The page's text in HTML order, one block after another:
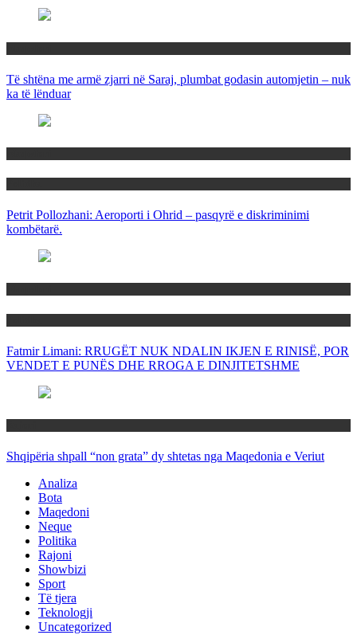
Të shtëna me armë zjarri në Saraj, plumbat godasin automjetin – nuk
ka të lënduar
Petrit Pollozhani: Aeroporti i Ohrid – pasqyrë e diskriminimi
kombëtarë.
Fatmir Limani: RRUGËT NUK NDALIN IKJEN E RINISË, POR
VENDET E PUNËS DHE RROGA E DINJITETSHME
Shqipëria shpall “non grata” dy shtetas nga Maqedonia e Veriut
Analiza
Bota
Maqedoni
Neque
Politika
Rajoni
Showbizi
Sport
Të tjera
Teknologji
Uncategorized